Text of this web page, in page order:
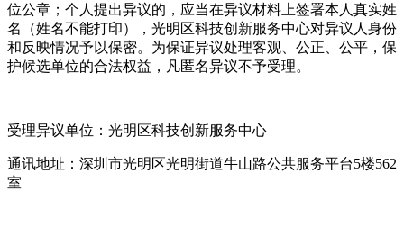
位公章；个人提出异议的，应当在异议材料上签署本人真实姓
名（姓名不能打印），光明区科技创新服务中心对异议人身份
和反映情况予以保密。为保证异议处理客观、公正、公平，保
护候选单位的合法权益，凡匿名异议不予受理。
受理异议单位：光明区科技创新服务中心
通讯地址：深圳市光明区光明街道牛山路公共服务平台5楼562
室